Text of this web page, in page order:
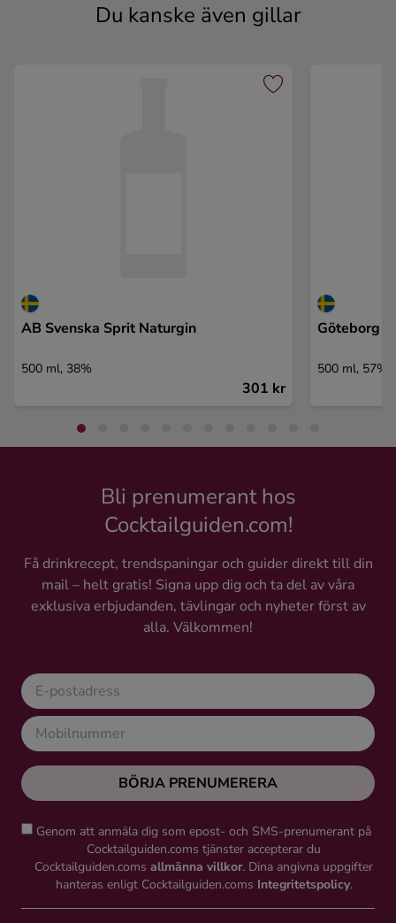
Du kanske även gillar
AB Svenska Sprit Naturgin
500 ml, 38%
301 kr
Göteborg
500 ml, 57%
Bli prenumerant hos
Cocktailguiden.com!
Få drinkrecept, trendspaningar och guider direkt till din
mail – helt gratis! Signa upp dig och ta del av våra
exklusiva erbjudanden, tävlingar och nyheter först av
alla. Välkommen!
BÖRJA PRENUMERERA
Genom att anmäla dig som epost- och SMS-prenumerant på
Cocktailguiden.coms tjänster accepterar du
Cocktailguiden.coms allmänna villkor. Dina angivna uppgifter
hanteras enligt Cocktailguiden.coms Integritetspolicy.